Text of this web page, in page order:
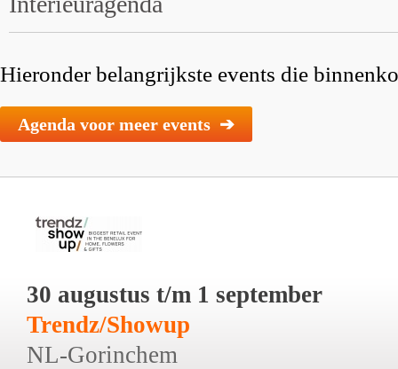
Hieronder belangrijkste events die
Agenda voor meer events ➔
30 augustus t/m 1 september
Trendz/Showup
NL-Gorinchem